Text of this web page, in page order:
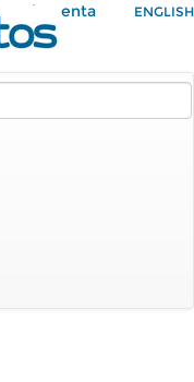
Mi Cuenta ENGLISH